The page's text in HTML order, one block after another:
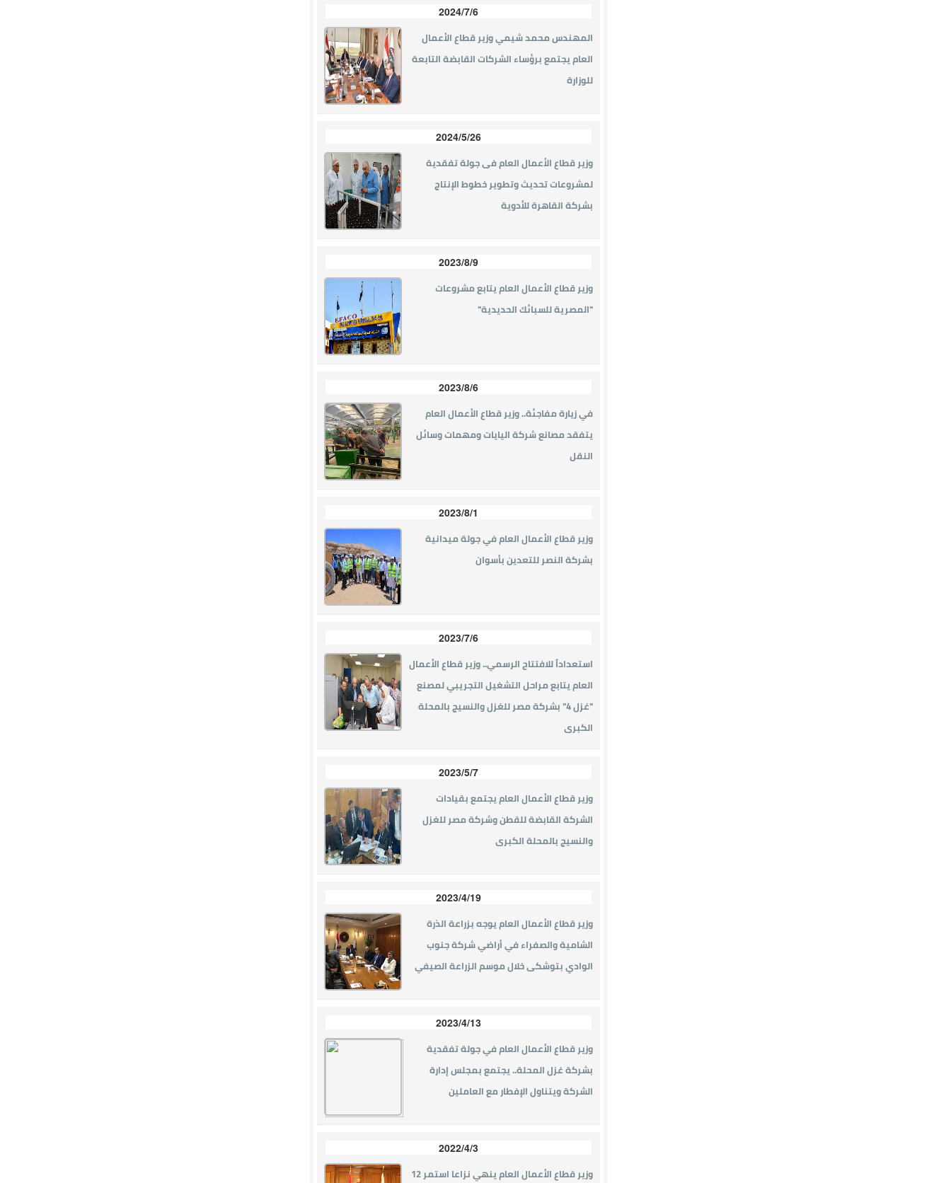
2024/7/6
المهندس محمد شيمي وزير قطاع الأعمال
العام يجتمع برؤساء الشركات القابضة التابعة
للوزارة
2024/5/26
وزير قطاع الأعمال العام فى جولة تفقدية
لمشروعات تحديث وتطوير خطوط الإنتاج
بشركة القاهرة للأدوية
2023/8/9
وزير قطاع الأعمال العام يتابع مشروعات
"المصرية للسبائك الحديدية"
2023/8/6
في زيارة مفاجئة.. وزير قطاع الأعمال العام
يتفقد مصانع شركة اليايات ومهمات وسائل
النقل
2023/8/1
وزير قطاع الأعمال العام في جولة ميدانية
بشركة النصر للتعدين بأسوان
2023/7/6
استعداداً للافتتاح الرسمي.. وزير قطاع الأعمال
العام يتابع مراحل التشغيل التجريبي لمصنع
"غزل 4" بشركة مصر للغزل والنسيج بالمحلة
الكبرى
2023/5/7
وزير قطاع الأعمال العام يجتمع بقيادات
الشركة القابضة للقطن وشركة مصر للغزل
والنسيج بالمحلة الكبرى
2023/4/19
وزير قطاع الأعمال العام يوجه بزراعة الذرة
الشامية والصفراء في أراضي شركة جنوب
الوادي بتوشكى خلال موسم الزراعة الصيفي
2023/4/13
وزير قطاع الأعمال العام في جولة تفقدية
بشركة غزل المحلة.. يجتمع بمجلس إدارة
الشركة ويتناول الإفطار مع العاملين
2022/4/3
وزير قطاع الأعمال العام ينهي نزاعا استمر 12